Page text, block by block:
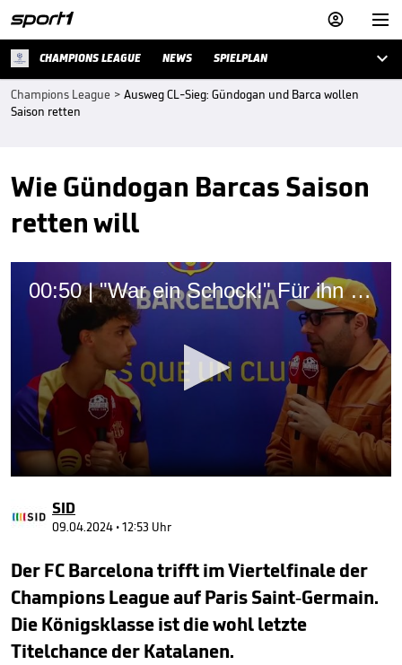


CHAMPIONS LEAGUE NEWS SPIELPLAN 
Champions League > Ausweg CL-Sieg: Gündogan und Barca wollen
Saison retten
Wie Gündogan Barcas Saison
retten will
00:50 | "War ein Schock!" Für ihn macht sich Barca-Star Félix stark
of
50
SID
09.04.2024 • 12:53 Uhr
Der FC Barcelona trifft im Viertelfinale der
Champions League auf Paris Saint-Germain.
Die Königsklasse ist die wohl letzte
Titelchance der Katalanen.